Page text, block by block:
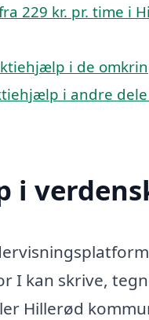
229 kr. pr. time i
i de
i andre
I kan skrive,
Hillerød